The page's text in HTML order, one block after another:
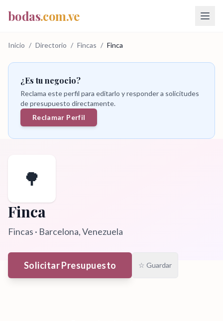
bodas.com.ve
Inicio / Directorio / Fincas / Finca
¿Es tu negocio?
Reclama este perfil para editarlo y responder a solicitudes
de presupuesto directamente.
Reclamar Perfil
🌳
Finca
Fincas · Barcelona, Venezuela
Solicitar Presupuesto ☆ Guardar